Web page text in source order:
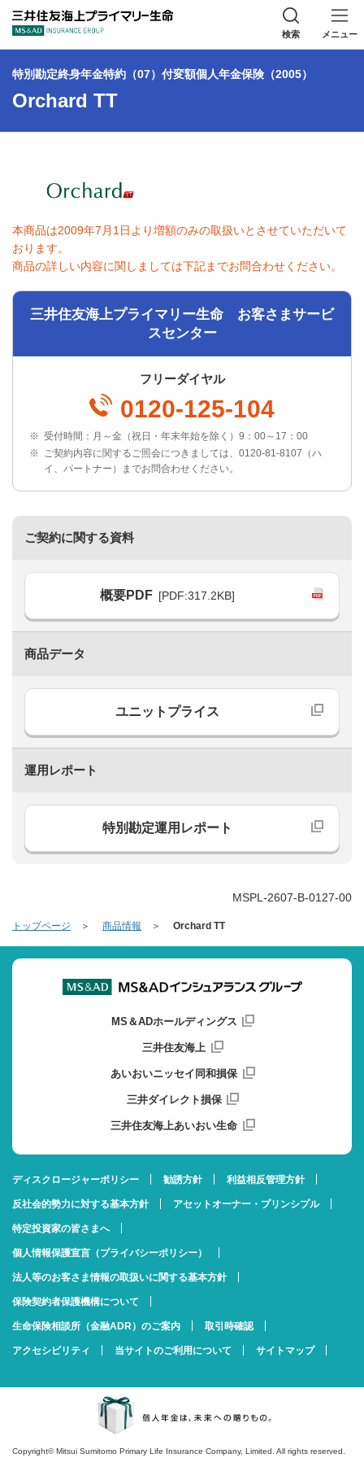
三井住友海上プ
検索 メニュー
特別勘定終身年金特約（07）付変額個人年金保険（2005）
Orchard TT
本商品は2009年7月1日より増額のみの取扱いとさせていただいて
おります。
商品の詳しい内容に関しましては下記までお問合わせください。
三井住友海上プライマリー生命 お客さまサービ
スセンター
フリーダイヤル
0120-125-104
※ 受付時間：月～金（祝日・年末年始を除く）9：00～17：00
※ ご契約内容に関するご照会につきましては、0120-81-8107（ハ
イ、パートナー）までお問合わせください。
ご契約に関する資料
概要PDF [PDF:317.2KB]
商品データ
ユニットプライス
運用レポート
特別勘定運用レポート
MSPL-2607-B-0127-00
トップページ 商品情報 Orchard TT
MS＆ADホールディングス
三井住友海上
あいおいニッセイ同和損保
三井ダイレクト損保
三井住友海上あいおい生命
ディスクロージャーポリシー 勧誘方針 利益相反管理方針
反社会的勢力に対する基本方針 アセットオーナー・プリンシプル
特定投資家の皆さまへ
個人情報保護宣言（プライバシーポリシー）
法人等のお客さま情報の取扱いに関する基本方針
保険契約者保護機構について
生命保険相談所（金融ADR）のご案内 取引時確認
アクセシビリティ 当サイトのご利用について サイトマップ
Copyright© Mitsui Sumitomo Primary Life Insurance Company, Limited. All rights reserved.